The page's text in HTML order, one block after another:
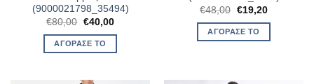
(9000021798_35494)
€80,00 Original
price
was:
€80,00.
€40,00Η
τιμή
ΑΓΌΡΑΣΈ ΤΟ
€48,00 Original
price
was:
€48,00.
€19,20Η
τιμή
ΑΓΌΡΑΣΈ ΤΟ